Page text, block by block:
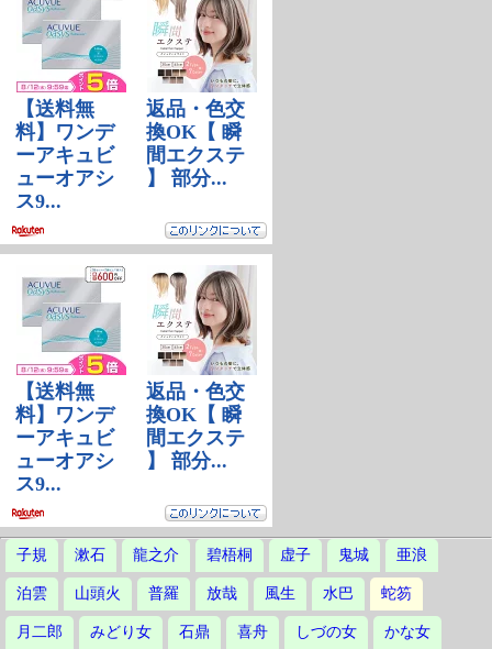
子規 漱石 龍之介 碧梧桐 虚子 鬼城 亜浪
泊雲 山頭火 普羅 放哉 風生 水巴 蛇笏
月二郎 みどり女 石鼎 喜舟 しづの女 かな女